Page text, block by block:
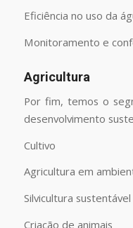
Eficiência no uso da
Monitoramento e
Agricultura
Por fim, temos o
desenvolvimento
Cultivo
Agricultura em
Silvicultura sustentável
Criação de animais